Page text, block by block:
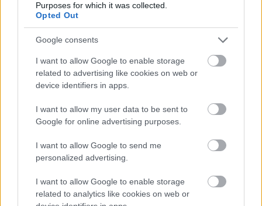
Purposes for which it was collected.
Opted Out
Google consents
I want to allow Google to enable storage
related to advertising like cookies on web or
device identifiers in apps.
I want to allow my user data to be sent to
Google for online advertising purposes.
I want to allow Google to send me
personalized advertising.
I want to allow Google to enable storage
related to analytics like cookies on web or
Kreatív újrahasznosítás - kertek